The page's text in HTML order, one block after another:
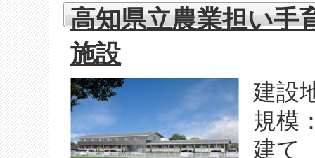
高知県立農業担い手
施設
建設
規模
建て